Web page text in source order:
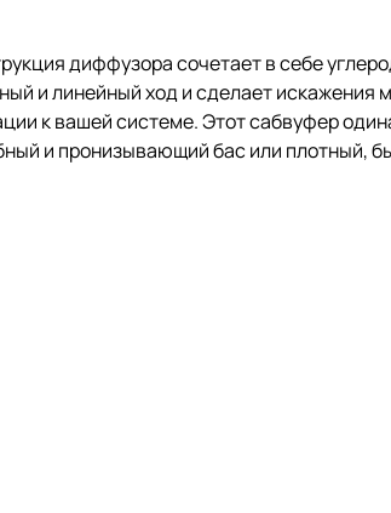
диффузора сочетает в себе
и линейный ход и сделает
к вашей системе. Этот сабвуфер
и пронизывающий бас или плотный,